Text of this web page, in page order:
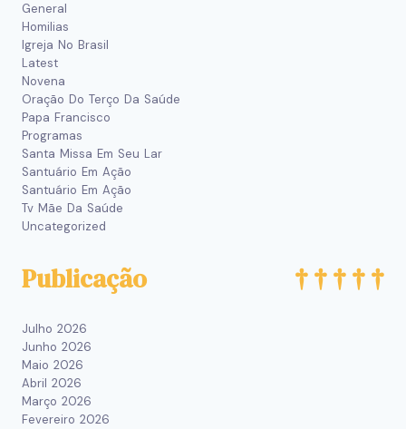
General
Homilias
Igreja No Brasil
Latest
Novena
Oração Do Terço Da Saúde
Papa Francisco
Programas
Santa Missa Em Seu Lar
Santuário Em Ação
Santuário Em Ação
Tv Mãe Da Saúde
Uncategorized
Publicação
Julho 2026
Junho 2026
Maio 2026
Abril 2026
Março 2026
Fevereiro 2026